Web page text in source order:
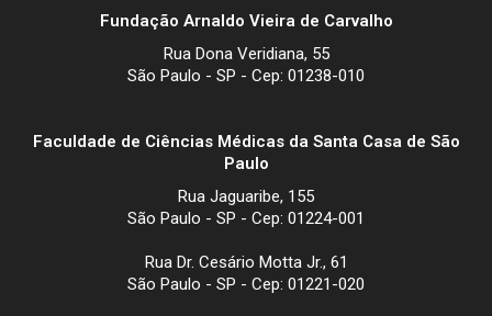
Fundação Arnaldo Vieira de Carvalho
Rua Dona Veridiana, 55
São Paulo - SP - Cep: 01238-010
Faculdade de Ciências Médicas da Santa Casa de São
Paulo
Rua Jaguaribe, 155
São Paulo - SP - Cep: 01224-001
Rua Dr. Cesário Motta Jr., 61
São Paulo - SP - Cep: 01221-020